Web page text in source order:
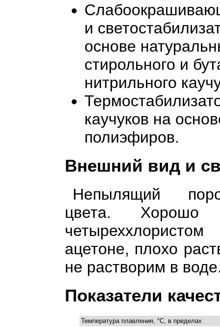
и
основе
стирольного и
нитрильного
каучуков на
полиэфиров.
Внешний вид и
Непылящий
цвета. Хорошо
ацетоне, плохо
не растворим в
Показатели
Температура плавления, °С, в пределах